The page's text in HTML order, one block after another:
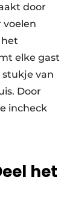
door
voelen
elke gast
van
Door
incheck
het